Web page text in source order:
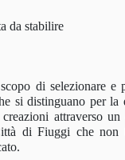
da stabilire
di selezionare e
si distinguano per la
attraverso
di Fiuggi che non